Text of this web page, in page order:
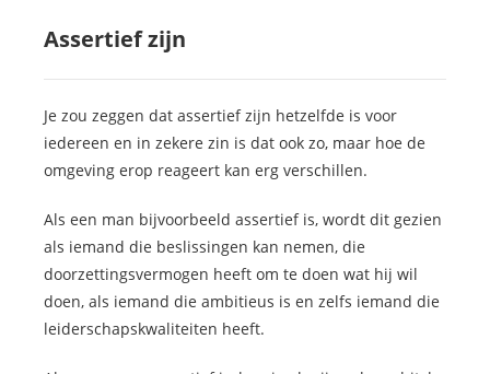
Assertief zijn
Je zou zeggen dat assertief zijn hetzelfde is voor
iedereen en in zekere zin is dat ook zo, maar hoe de
omgeving erop reageert kan erg verschillen.
Als een man bijvoorbeeld assertief is, wordt dit gezien
als iemand die beslissingen kan nemen, die
doorzettingsvermogen heeft om te doen wat hij wil
doen, als iemand die ambitieus is en zelfs iemand die
leiderschapskwaliteiten heeft.